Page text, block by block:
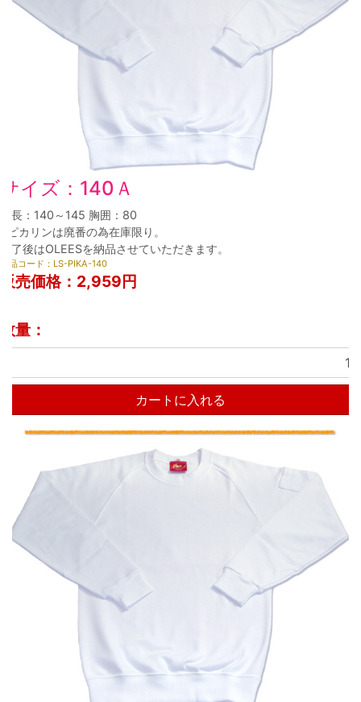
サイズ：140Ａ
身長：140～145 胸囲：80
※ピカリンは廃番の為在庫限り。
終了後はOLEESを納品させていただきます。
商品コード：LS-PIKA-140
販売価格： 2,959円
数量：
カートに入れる